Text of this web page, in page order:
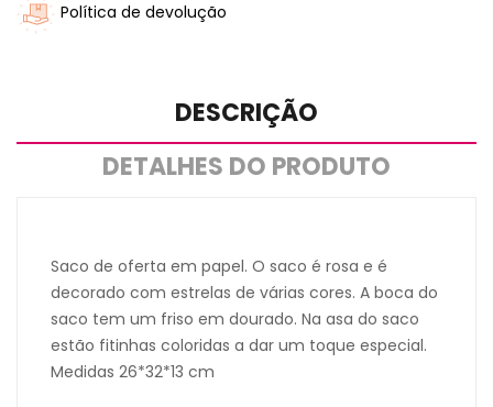
Política de devolução
DESCRIÇÃO
DETALHES DO PRODUTO
Saco de oferta em papel. O saco é rosa e é
decorado com estrelas de várias cores. A boca do
saco tem um friso em dourado. Na asa do saco
estão fitinhas coloridas a dar um toque especial.
Medidas 26*32*13 cm